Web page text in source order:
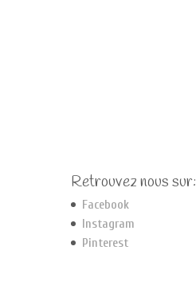
Retrouvez nous sur:
Facebook
Instagram
Pinterest